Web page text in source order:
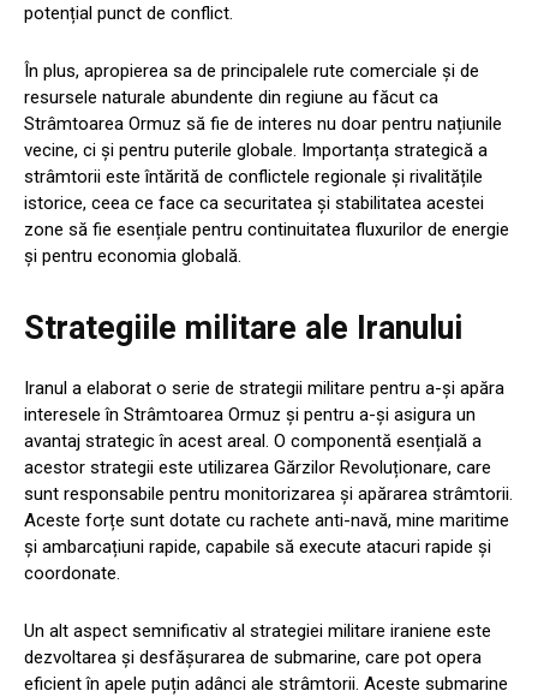
potențial punct de conflict.
În plus, apropierea sa de principalele rute comerciale și de
resursele naturale abundente din regiune au făcut ca
Strâmtoarea Ormuz să fie de interes nu doar pentru națiunile
vecine, ci și pentru puterile globale. Importanța strategică a
strâmtorii este întărită de conflictele regionale și rivalitățile
istorice, ceea ce face ca securitatea și stabilitatea acestei
zone să fie esențiale pentru continuitatea fluxurilor de energie
și pentru economia globală.
Strategiile militare ale Iranului
Iranul a elaborat o serie de strategii militare pentru a-și apăra
interesele în Strâmtoarea Ormuz și pentru a-și asigura un
avantaj strategic în acest areal. O componentă esențială a
acestor strategii este utilizarea Gărzilor Revoluționare, care
sunt responsabile pentru monitorizarea și apărarea strâmtorii.
Aceste forțe sunt dotate cu rachete anti-navă, mine maritime
și ambarcațiuni rapide, capabile să execute atacuri rapide și
coordonate.
Un alt aspect semnificativ al strategiei militare iraniene este
dezvoltarea și desfășurarea de submarine, care pot opera
eficient în apele puțin adânci ale strâmtorii. Aceste submarine